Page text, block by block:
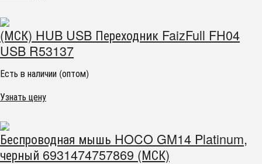
(МСК) HUB USB Переходник FaizFull FH04
USB R53137
Есть в наличии (оптом)
Узнать цену
Беспроводная мышь HOCO GM14 Platinum,
черный 6931474757869 (МСК)